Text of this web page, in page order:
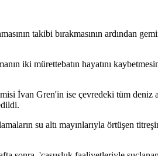
takibi bırakmasının ardından
iki mürettebatın hayatını
İvan Gren'in ise çevredeki tüm deniz
su altı mayınlarıyla örtüşen